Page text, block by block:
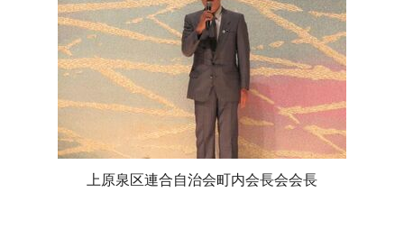
上原泉区連合自治会町内会長会会長